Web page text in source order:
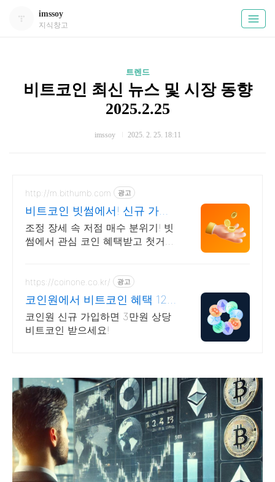
imssoy
지식창고
트렌드
비트코인 최신 뉴스 및 시장 동향
2025.2.25
imssoy 2025. 2. 25. 18:11
http://m.bithumb.com 광고
비트코인 빗썸에서! 신규 가입
시 5만원 혜택
조정 장세 속 저점 매수 분위기! 빗
썸에서 관심 코인 혜택받고 첫거래
https://coinone.co.kr/ 광고
코인원에서 비트코인 혜택 12
년 무사고 거래소
코인원 신규 가입하면 3만원 상당
비트코인 받으세요!